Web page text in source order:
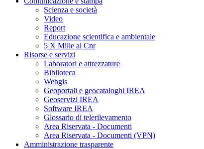
Scienza e società
Video
Report
Educazione scientifica e ambientale
5 X Mille al Cnr
Risorse e servizi
Laboratori e attrezzature
Biblioteca
Webgis
Geoportali e geocataloghi IREA
Geoservizi IREA
Software IREA
Glossario di telerilevamento
Area Riservata - Documenti
Area Riservata - Documenti (VPN)
Amministrazione trasparente